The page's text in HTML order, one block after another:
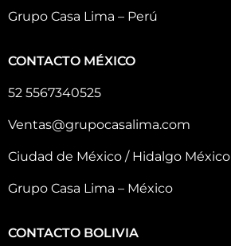
Grupo Casa Lima – Perú
CONTACTO MÉXICO
52 5567340525
Ventas@grupocasalima.com
Ciudad de México / Hidalgo México
Grupo Casa Lima – México
CONTACTO BOLIVIA